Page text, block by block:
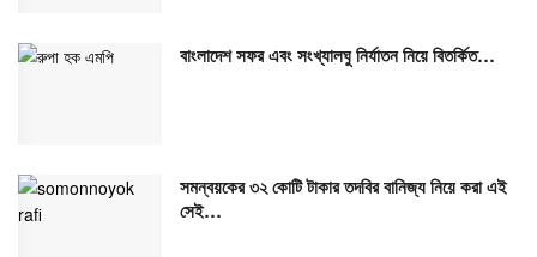
বাংলাদেশ সফর এবং সংখ্যালঘু নির্যাতন নিয়ে বিতর্কিত…
সমন্বয়কের ৩২ কোটি টাকার তদবির বানিজ্য নিয়ে করা এই
সেই…